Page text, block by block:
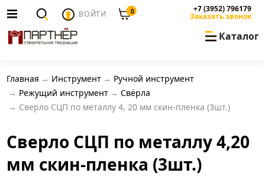
ВОЙТИ 0 +7 (3952) 796179
Заказать звонок
Каталог
Главная Инструмент
Ручной инструмент
Режущий инструмент
Свёрла
Сверло СЦП по металлу 4, 20 мм скин-пленка (3шт.)
Сверло СЦП по металлу 4,20
мм скин-пленка (3шт.)